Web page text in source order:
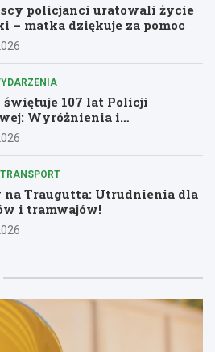
policjanci uratowali życie
– matka dziękuje za pomoc
świętuje 107 lat Policji
Wyróżnienia i
dla bohaterów służby
TRANSPORT
na Traugutta: Utrudnienia dla
i tramwajów!